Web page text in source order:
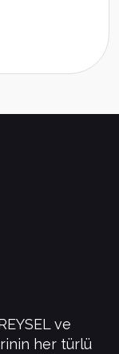
ve
her türlü